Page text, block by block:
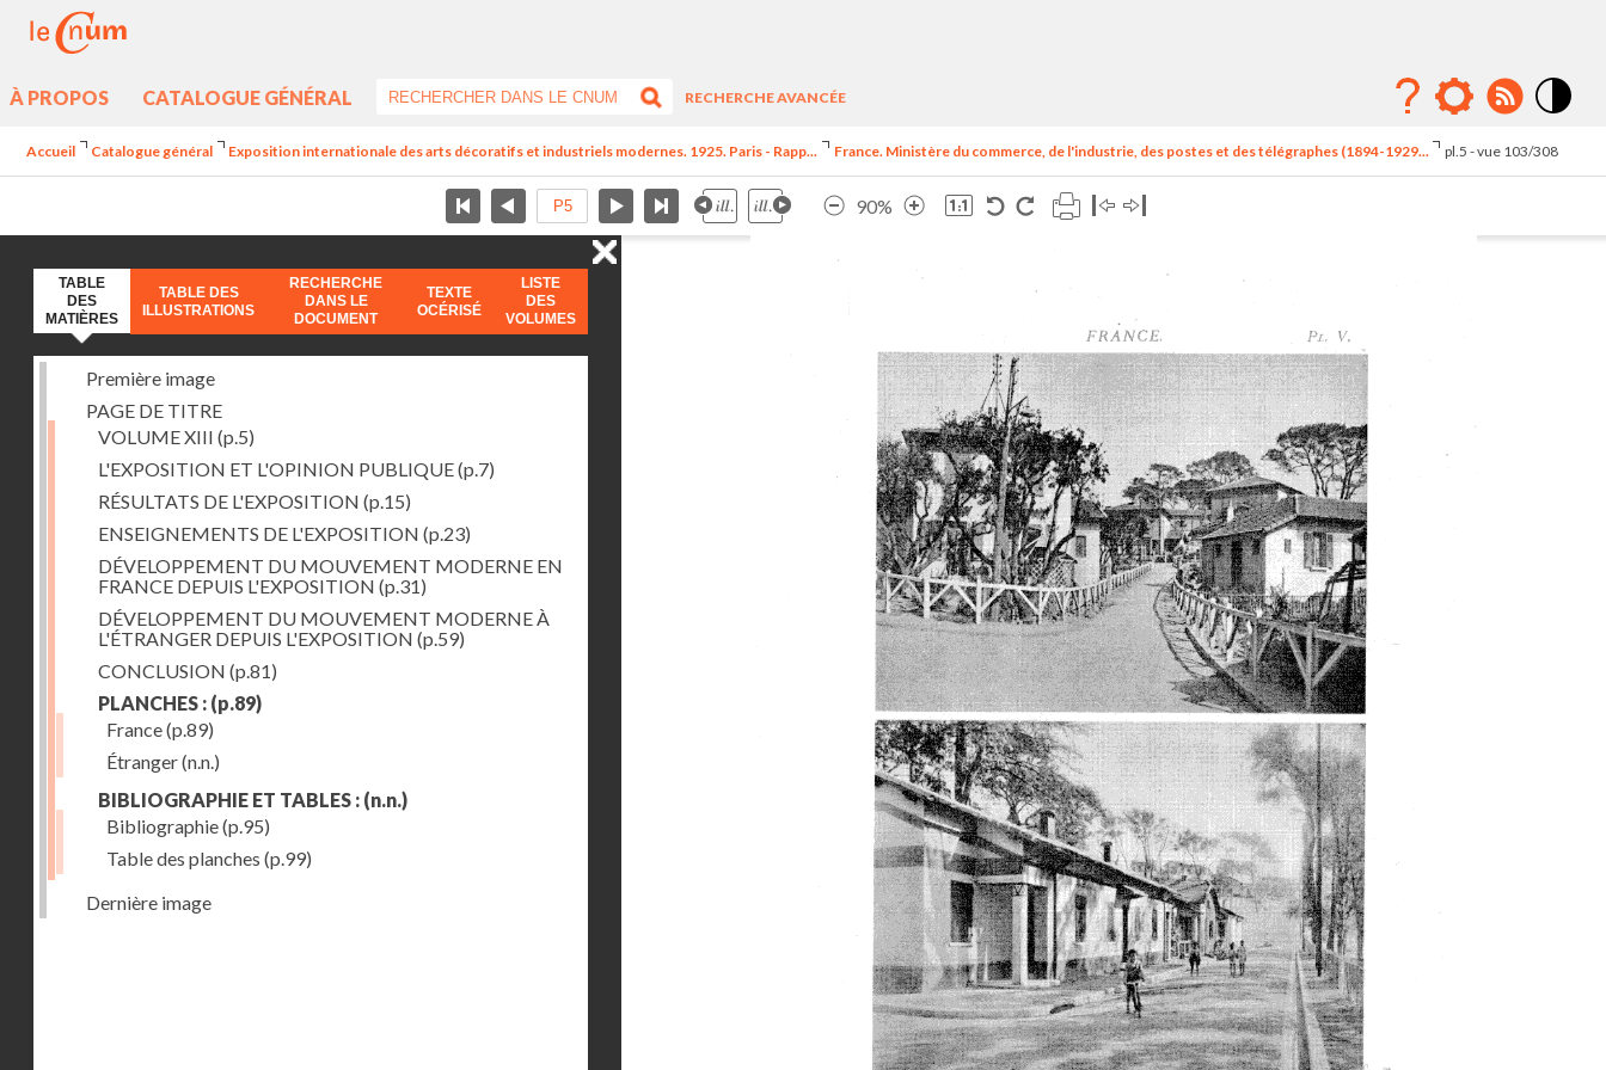
À PROPOS CATALOGUE GÉNÉRAL
RECHERCHE AVANCÉE
élévé
Accueil Catalogue général Exposition internationale des arts décoratifs et industriels modernes. 1925. Paris - Rapp... France. Ministère du commerce, de l'industrie, des postes et des télégraphes (1894-1929... pl.5 - vue 103/308
90%
TABLE
DES
MATIÈRES
TABLE DES
ILLUSTRATIONS
RECHERCHE
DANS LE
DOCUMENT
TEXTE
OCÉRISÉ
LISTE
DES
VOLUMES
Première image
PAGE DE TITRE
VOLUME XIII (p.5)
L'EXPOSITION ET L'OPINION PUBLIQUE(p.7)
RÉSULTATS DE L'EXPOSITION (p.15)
ENSEIGNEMENTS DE L'EXPOSITION (p.23)
DÉVELOPPEMENT DU MOUVEMENT MODERNE EN
FRANCE DEPUIS L'EXPOSITION (p.31)
DÉVELOPPEMENT DU MOUVEMENT MODERNE À
L'ÉTRANGER DEPUIS L'EXPOSITION (p.59)
CONCLUSION (p.81)
PLANCHES : (p.89)
France(p.89)
Étranger(n.n.)
BIBLIOGRAPHIE ET TABLES : (n.n.)
Bibliographie(p.95)
Table des planches (p.99)
Dernière image